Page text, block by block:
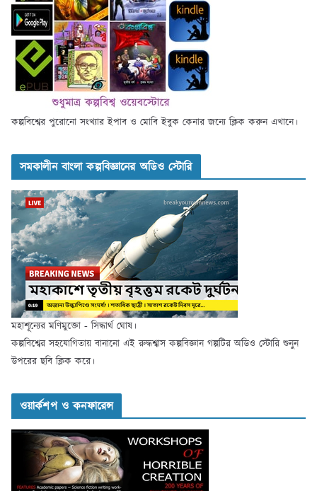
কল্পবিশ্বের পুরোনো সংখ্যার ইপাব ও মোবি ইবুক কেনার জন্যে ক্লিক করুন এখানে।
সমকালীন বাংলা কল্পবিজ্ঞানের অডিও স্টোরি
মহাশূন্যের মণিমুক্তো - সিদ্ধার্থ ঘোষ।
কল্পবিশ্বের সহযোগিতায় বানানো এই রুদ্ধশ্বাস কল্পবিজ্ঞান গল্পটির অডিও স্টোরি শুনুন
উপরের ছবি ক্লিক করে।
ওয়ার্কশপ ও কনফারেন্স